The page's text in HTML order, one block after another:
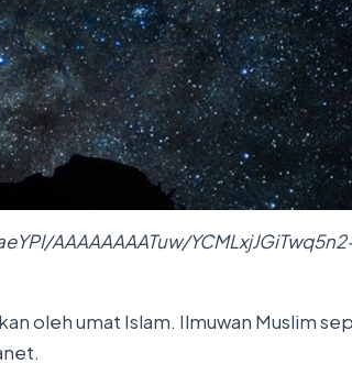
AAAAAAAATuw/
oleh umat Islam. Ilmuwan Muslim